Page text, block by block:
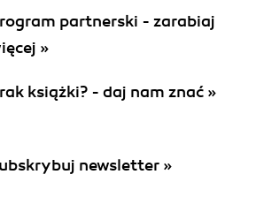
partnerski - zarabiaj
»
książki? - daj nam znać »
newsletter »